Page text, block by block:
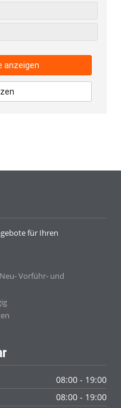
anzeigen
für Ihren
Vorführ- und
08:00 - 19:00
08:00 - 19:00